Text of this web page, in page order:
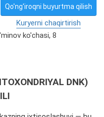
Qo'ng'iroqni buyurtma qilish
Kuryerni chaqirtirish
ko'chasi, 8
DNK)